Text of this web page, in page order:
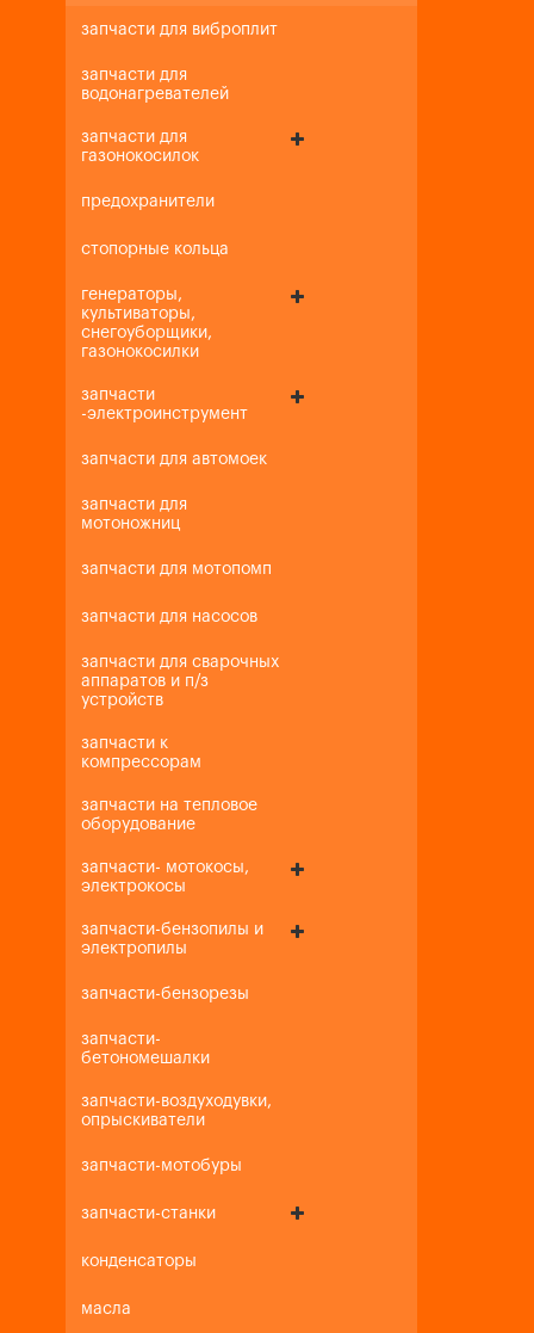
запчасти для виброплит
запчасти для
водонагревателей
запчасти для
газонокосилок
предохранители
стопорные кольца
генераторы,
культиваторы,
снегоуборщики,
газонокосилки
запчасти
-электроинструмент
запчасти для автомоек
запчасти для
мотоножниц
запчасти для мотопомп
запчасти для насосов
запчасти для сварочных
аппаратов и п/з
устройств
запчасти к
компрессорам
запчасти на тепловое
оборудование
запчасти- мотокосы,
электрокосы
запчасти-бензопилы и
электропилы
запчасти-бензорезы
запчасти-
бетономешалки
запчасти-воздуходувки,
опрыскиватели
запчасти-мотобуры
запчасти-станки
конденсаторы
масла